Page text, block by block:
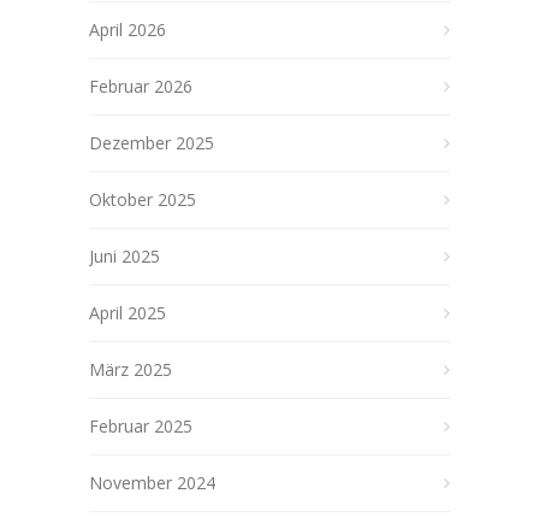
April 2026
Februar 2026
Dezember 2025
Oktober 2025
Juni 2025
April 2025
März 2025
Februar 2025
November 2024